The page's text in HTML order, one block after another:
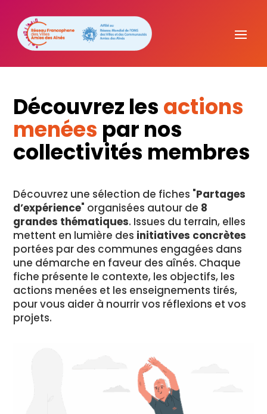
Découvrez les actions
menées par nos
collectivités membres
Découvrez une sélection de fiches "Partages
d’expérience" organisées autour de 8
grandes thématiques. Issues du terrain, elles
mettent en lumière des initiatives concrètes
portées par des communes engagées dans
une démarche en faveur des aînés. Chaque
fiche présente le contexte, les objectifs, les
actions menées et les enseignements tirés,
pour vous aider à nourrir vos réflexions et vos
projets.